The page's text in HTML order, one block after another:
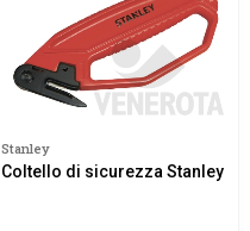
Stanley
Coltello di sicurezza Stanley